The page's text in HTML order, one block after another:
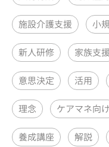
施設介護支援 小
新人研修 家族支援
意思決定 活用
理念 ケアマネ向け
養成講座 解説